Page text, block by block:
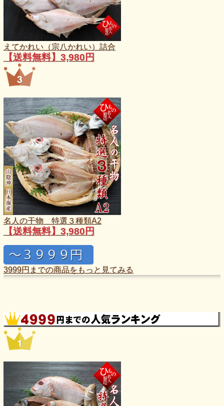
えてかれい（宗八かれい）詰合
【送料無料】3,980円
名人の干物 特選３種類A2
【送料無料】3,980円
3999円までの商品をもっと見てみる